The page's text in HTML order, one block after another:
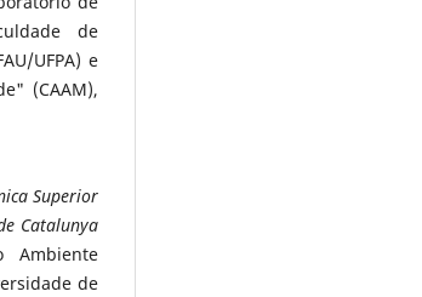
de
UFPA) e
(CAAM),
Superior
Catalunya
Ambiente
de